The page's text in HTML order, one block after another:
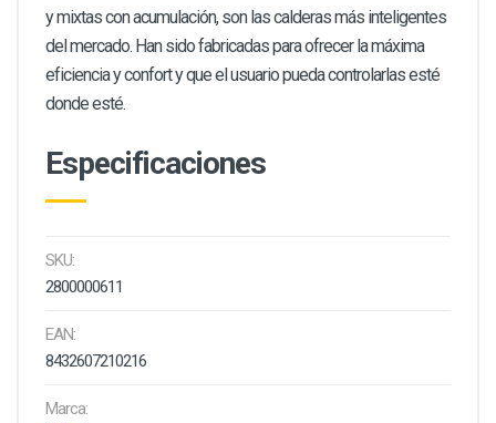
y mixtas con acumulación, son las calderas más inteligentes
del mercado. Han sido fabricadas para ofrecer la máxima
eficiencia y confort y que el usuario pueda controlarlas esté
donde esté.
Especificaciones
SKU:
2800000611
EAN:
8432607210216
Marca: